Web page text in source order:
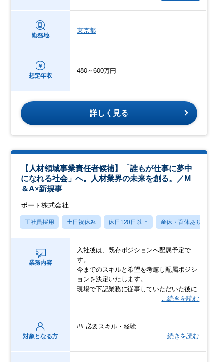
勤務地
東京都
想定年収
480～600万円
詳しく見る
【人材領域事業責任者候補】「誰もが仕事に夢中
になれる社会」へ。人材業界の未来を創る。／M
＆A×新規事
ポート株式会社
正社員採用 土日祝休み 休日120日以上 産休・育休あり
業務内容
入社後は、既存ポジションへ配属予定で
す。
今までのスキルと希望を考慮し配属ポジシ
ョンを決定いたします。
現場で下記業務に従事していただいた後に
…続きを読む
対象となる方
## 必要スキル・経験
…続きを読む